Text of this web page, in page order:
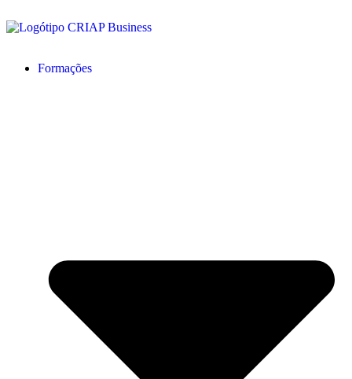
Formações